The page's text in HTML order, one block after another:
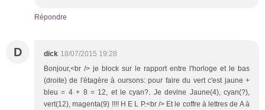
Répondre
D dick 18/07/2015 19:28
Bonjour,<br /> je block sur le rapport entre l'horloge et le bas
(droite) de l'étagère à oursons: pour faire du vert c'est jaune +
bleu = 4 + 8 = 12, et le cyan?. Je devine Jaune(4), cyan(?),
vert(12), magenta(9) !!!! H E L P.<br /> Et le coffre à lettres de A à